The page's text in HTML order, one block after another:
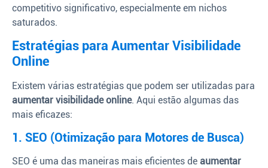
competitivo significativo, especialmente em nichos
saturados.
Estratégias para Aumentar Visibilidade
Online
Existem várias estratégias que podem ser utilizadas para
aumentar visibilidade online. Aqui estão algumas das
mais eficazes:
1. SEO (Otimização para Motores de Busca)
SEO é uma das maneiras mais eficientes de aumentar